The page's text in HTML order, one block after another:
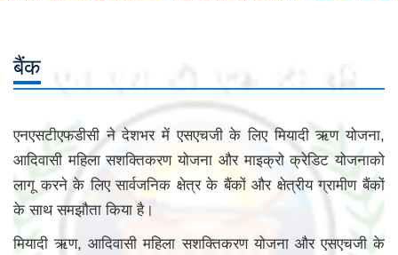
बैंक
एनएसटीएफडीसी ने देशभर में एसएचजी के लिए मियादी ऋण योजना,
आदिवासी महिला सशक्तिकरण योजना और माइक्रो क्रेडिट योजनाको
लागू करने के लिए सार्वजनिक क्षेत्र के बैंकों और क्षेत्रीय ग्रामीण बैंकों
के साथ समझौता किया है।
मियादी ऋण, आदिवासी महिला सशक्तिकरण योजना और एसएचजी के